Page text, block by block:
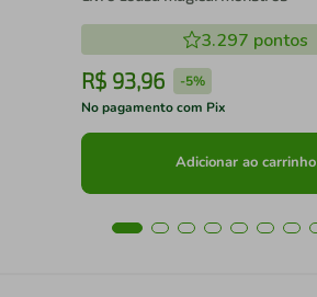
3.297 pontos
R$ 93,96 -5%
No pagamento com Pix
Adicionar ao carrinho